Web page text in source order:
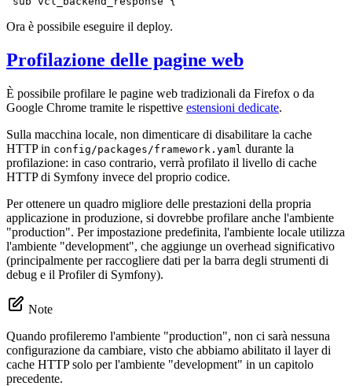
Ora è possibile eseguire il deploy.
Profilazione delle pagine web
È possibile profilare le pagine web tradizionali da Firefox o da
Google Chrome tramite le rispettive estensioni dedicate.
Sulla macchina locale, non dimenticare di disabilitare la cache
HTTP in config/packages/framework.yaml durante la
profilazione: in caso contrario, verrà profilato il livello di cache
HTTP di Symfony invece del proprio codice.
Per ottenere un quadro migliore delle prestazioni della propria
applicazione in produzione, si dovrebbe profilare anche l'ambiente
"production". Per impostazione predefinita, l'ambiente locale utilizza
l'ambiente "development", che aggiunge un overhead significativo
(principalmente per raccogliere dati per la barra degli strumenti di
debug e il Profiler di Symfony).
Note
Quando profileremo l'ambiente "production", non ci sarà nessuna
configurazione da cambiare, visto che abbiamo abilitato il layer di
cache HTTP solo per l'ambiente "development" in un capitolo
precedente.